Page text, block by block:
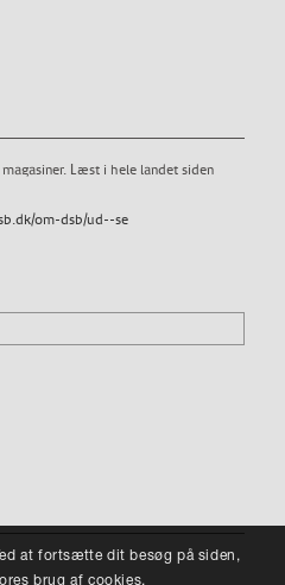
Læst i hele landet siden
om-dsb/ud--se
at fortsætte dit besøg på siden,
brug af cookies.